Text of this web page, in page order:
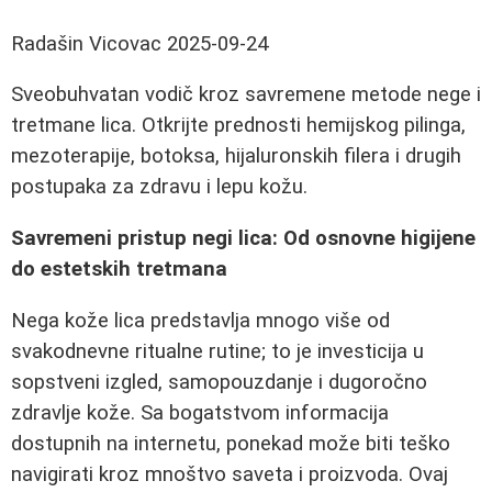
Radašin Vicovac 2025-09-24
Sveobuhvatan vodič kroz savremene metode nege i
tretmane lica. Otkrijte prednosti hemijskog pilinga,
mezoterapije, botoksa, hijaluronskih filera i drugih
postupaka za zdravu i lepu kožu.
Savremeni pristup negi lica: Od osnovne higijene
do estetskih tretmana
Nega kože lica predstavlja mnogo više od
svakodnevne ritualne rutine; to je investicija u
sopstveni izgled, samopouzdanje i dugoročno
zdravlje kože. Sa bogatstvom informacija
dostupnih na internetu, ponekad može biti teško
navigirati kroz mnoštvo saveta i proizvoda. Ovaj